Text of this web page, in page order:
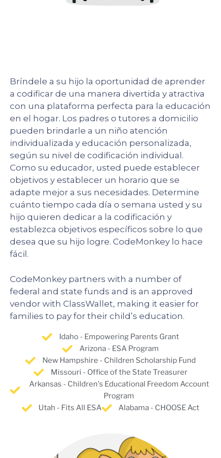
Bríndele a su hijo la oportunidad de aprender
a codificar de una manera divertida y atractiva
con una plataforma perfecta para la educación
en el hogar. Los padres o tutores a domicilio
pueden brindarle a un niño atención
individualizada y educación personalizada,
según su nivel de codificación individual.
Como su educador, usted puede establecer
objetivos y establecer un horario que se
adapte mejor a sus necesidades. Determine
cuánto tiempo cada día o semana usted y su
hijo quieren dedicar a la codificación y
establezca objetivos específicos sobre lo que
desea que su hijo logre. CodeMonkey lo hace
fácil.
CodeMonkey partners with a number of
federal and state funds and is an approved
vendor with ClassWallet, making it easier for
families to pay for their child’s education.
Idaho - Empowering Parents Grant
Arizona - ESA Program
New Hampshire - Children Scholarship Fund
Missouri - Office of the State Treasurer
Arkansas - Children's Educational Freedom Account
Program
Utah - Fits All ESA
Alabama - CHOOSE Act